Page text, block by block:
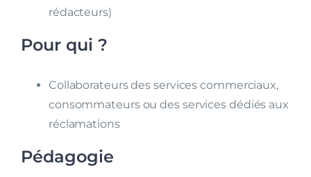
rédacteurs)
Pour qui ?
Collaborateurs des services commerciaux,
consommateurs ou des services dédiés aux
réclamations
Pédagogie